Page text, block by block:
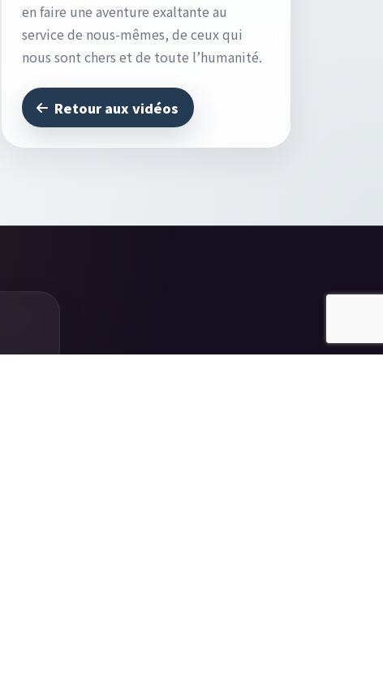
en faire une aventure exaltante au
service de nous-mêmes, de ceux qui
nous sont chers et de toute l’humanité.
Retour aux vidéos